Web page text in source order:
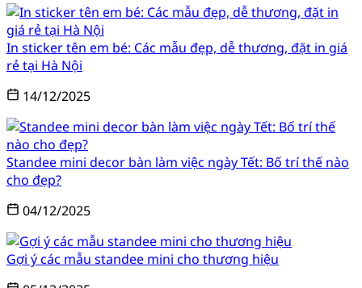
In sticker tên em bé: Các mẫu đẹp, dễ thương, đặt in giá
rẻ tại Hà Nội
14/12/2025
Standee mini decor bàn làm việc ngày Tết: Bố trí thế nào
cho đẹp?
04/12/2025
Gợi ý các mẫu standee mini cho thương hiệu